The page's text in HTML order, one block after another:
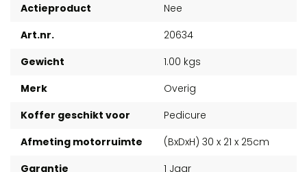
Actieproduct
Nee
Art.nr.
20634
Gewicht
1.00 kgs
Merk
Overig
Koffer geschikt voor
Pedicure
Afmeting motorruimte
(BxDxH) 30 x 21 x 25cm
Garantie
1 Jaar